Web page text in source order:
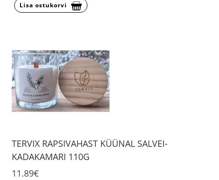
Lisa ostukorvi
TERVIX RAPSIVAHAST KÜÜNAL SALVEI-
KADAKAMARI 110G
11.89€